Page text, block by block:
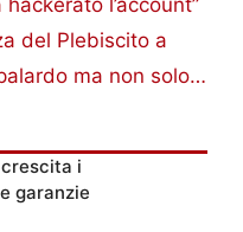
l’account”
del Plebiscito a
ma non solo…
i
garanzie